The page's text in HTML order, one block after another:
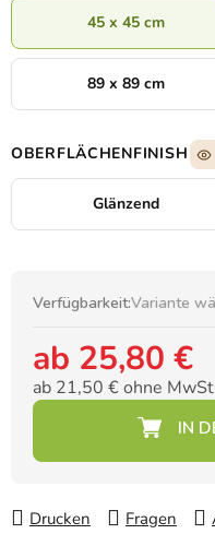
45 x 45 cm
89 x 89 cm
OBERFLÄCHENFINISH
Glänzend
Verfügbarkeit:Variante
ab 25,80 €
ab 21,50 €ohne
Drucken Fragen